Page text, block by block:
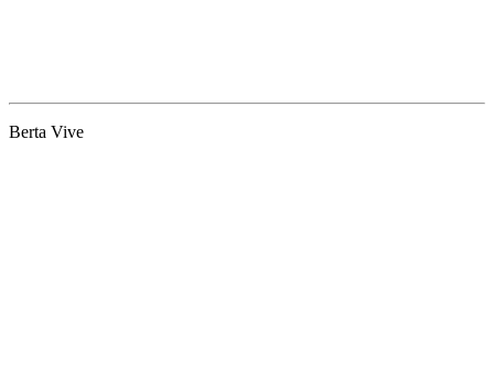
Berta Vive